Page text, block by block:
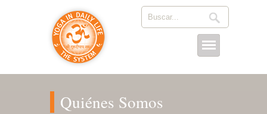
Quiénes Somos